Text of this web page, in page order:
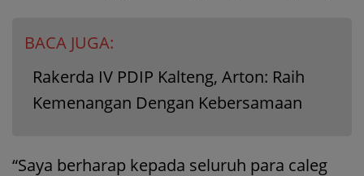
BACA JUGA:
Rakerda IV PDIP Kalteng, Arton: Raih
Kemenangan Dengan Kebersamaan
“Saya berharap kepada seluruh para caleg